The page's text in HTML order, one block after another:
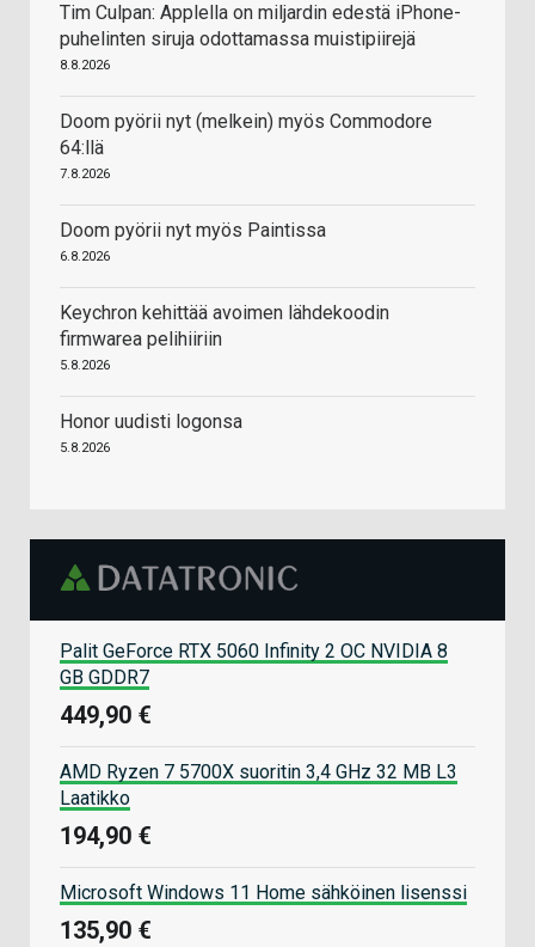
Tim Culpan: Applella on miljardin edestä iPhone-
puhelinten siruja odottamassa muistipiirejä
8.8.2026
Doom pyörii nyt (melkein) myös Commodore
64:llä
7.8.2026
Doom pyörii nyt myös Paintissa
6.8.2026
Keychron kehittää avoimen lähdekoodin
firmwarea pelihiiriin
5.8.2026
Honor uudisti logonsa
5.8.2026
Palit GeForce RTX 5060 Infinity 2 OC NVIDIA 8
GB GDDR7
449,90 €
AMD Ryzen 7 5700X suoritin 3,4 GHz 32 MB L3
Laatikko
194,90 €
Microsoft Windows 11 Home sähköinen lisenssi
135,90 €